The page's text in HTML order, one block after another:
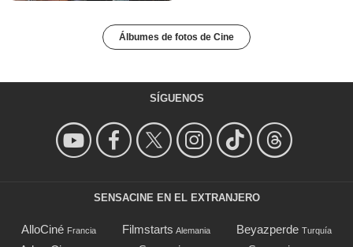
Álbumes de fotos de Cine
SÍGUENOS
SENSACINE EN EL EXTRANJERO
AlloCiné Francia Filmstarts Alemania Beyazperde Turquía